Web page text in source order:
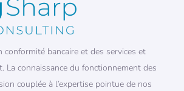
conformité bancaire et des services et
La connaissance du fonctionnement des
couplée à l’expertise pointue de nos